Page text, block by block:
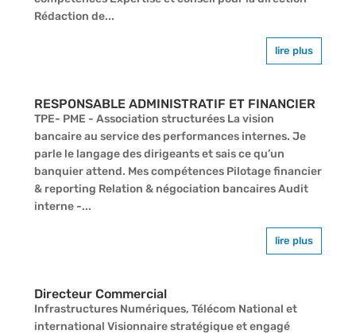
Rédaction de...
lire plus
RESPONSABLE ADMINISTRATIF ET FINANCIER
TPE- PME - Association structurées La vision
bancaire au service des performances internes. Je
parle le langage des dirigeants et sais ce qu’un
banquier attend. Mes compétences Pilotage financier
& reporting Relation & négociation bancaires Audit
interne -...
lire plus
Directeur Commercial
Infrastructures Numériques, Télécom National et
international Visionnaire stratégique et engagé